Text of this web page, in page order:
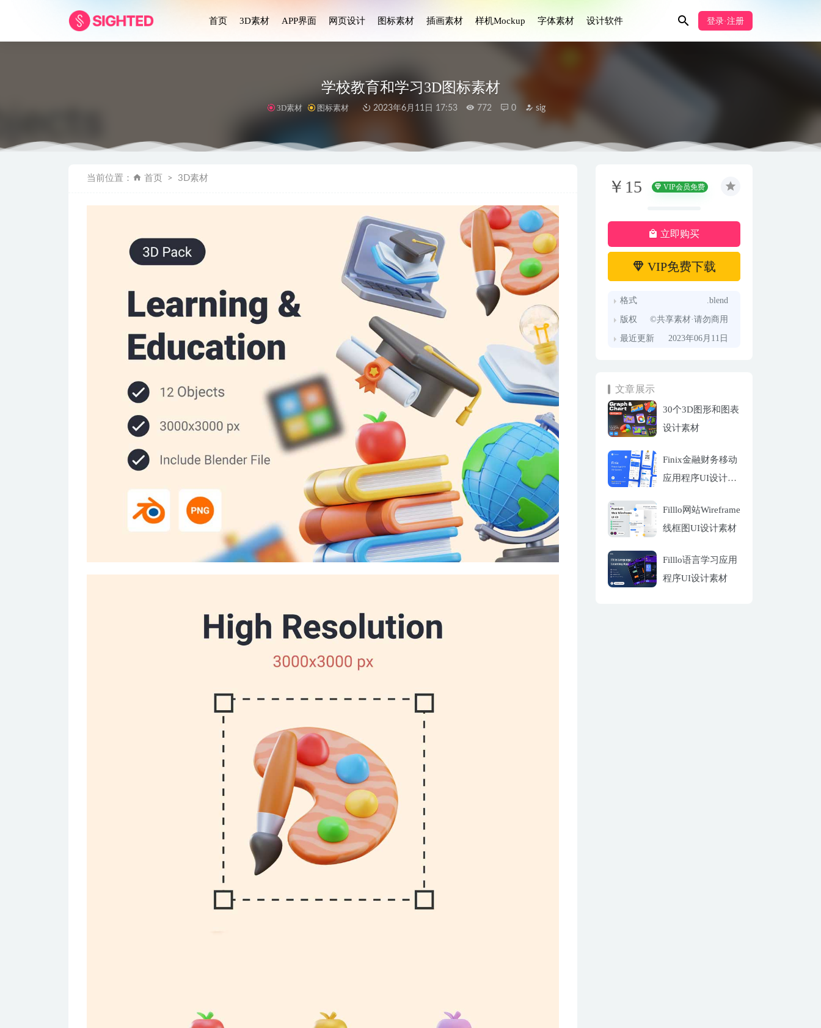
首页 3D素材 APP界面 网页设计 图标素材 插画素材 样机Mockup 字体素材 设计软件 登录·注册
学校教育和学习3D图标素材
3D素材 图标素材 2023年6月11日 17:53 772 0 sig
当前位置： 首页 3D素材 ￥15 VIP会员免费
立即购买
VIP免费下载
格式 .blend
版权 ©共享素材·请勿商用
最近更新 2023年06月11日
文章展示
30个3D图形和图表
设计素材
Finix金融财务移动
应用程序UI设计套
Filllo网站Wireframe
线框图UI设计素材
Filllo语言学习应用
程序UI设计素材
Sneat – Admin Dashboard UI Kit .sketch素材 2022-02-12
数字藏品NFT Market 网站UI .fig素材 2022-04-09
2020-12-23